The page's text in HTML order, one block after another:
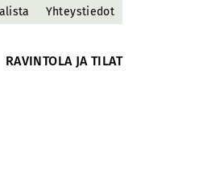
Yhteystiedot
RAVINTOLA JA TILAT